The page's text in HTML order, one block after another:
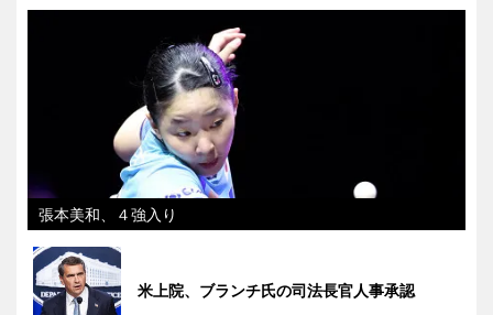
張本美和、４強入り
米上院、ブランチ氏の司法長官人事承認